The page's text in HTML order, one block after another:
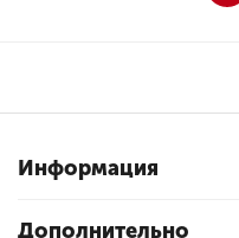
Информация
Дополнительно